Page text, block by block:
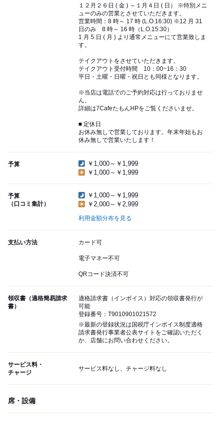
１２月２６日 ( 金 ) ～１月４日 ( 日） ※特別メニ
ューのみの営業とさせていただきます。
営業時間：8 時～ 17 時 (L.O.16:30) ※12 月 31
日のみ 8 時～ 16 時（L.O.15:30）
1 月 5 日 ( 月 ) より通常メニューにて営業致しま
す。
テイクアウトをさせていただきます。
テイクアウト受付時間 10：00~16：30
平日・土曜・日曜・祝日とも同様となります。
※当店は電話でのご予約対応は行っておりませ
ん。
詳細は7CafeたもんHPをご覧くださいませ。
■ 定休日
お休み無しで営業しております。年末年始もお
休み無しで営業いたします！
予算
￥1,000～￥1,999
￥1,000～￥1,999
予算
（口コミ集計）
￥1,000～￥1,999
￥2,000～￥2,999
利用金額分布を見る
支払い方法 カード可
電子マネー不可
QRコード決済不可
領収書（適格簡易請求
書）
適格請求書（インボイス）対応の領収書発行が
可能
登録番号：T9010901021572
※最新の登録状況は国税庁インボイス制度適格
請求書発行事業者公表サイトをご確認いただく
か、店舗にお問い合わせください。
サービス料・
チャージ
サービス料なし、チャージ料なし
席・設備